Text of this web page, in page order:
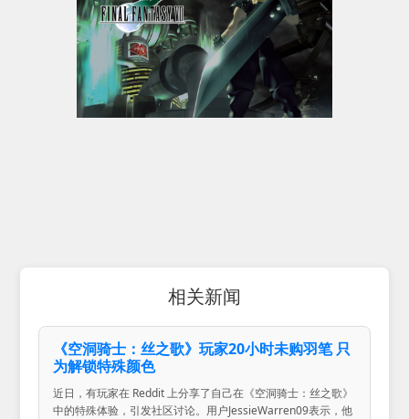
相关新闻
《空洞骑士：丝之歌》玩家20小时未购羽笔 只
为解锁特殊颜色
近日，有玩家在 Reddit 上分享了自己在《空洞骑士：丝之歌》
中的特殊体验，引发社区讨论。用户JessieWarren09表示，他